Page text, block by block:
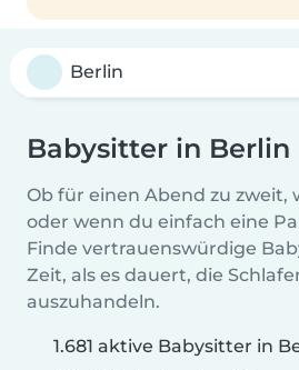
Babysitter in Berlin
Ob für einen Abend zu zweit,
oder wenn du einfach eine
Finde vertrauenswürdige
Zeit, als es dauert, die
auszuhandeln.
1.681 aktive Babysitter in